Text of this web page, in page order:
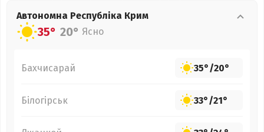
Автономна Республіка Крим
35° 20° Ясно
Бахчисарай 35°/20°
Білогірськ 33°/21°